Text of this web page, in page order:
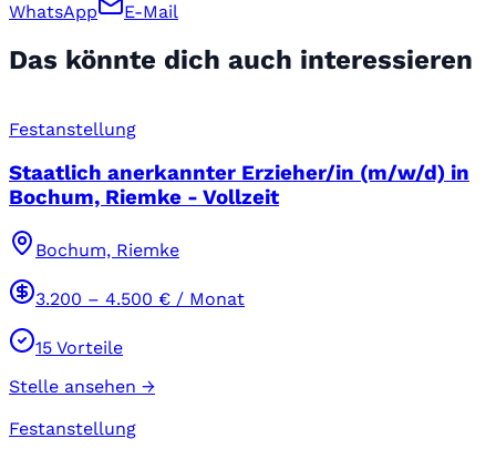
WhatsApp E-Mail
Das könnte dich auch interessieren
Festanstellung
Staatlich anerkannter Erzieher/in (m/w/d) in
Bochum, Riemke - Vollzeit
Bochum, Riemke
3.200 – 4.500 € / Monat
15 Vorteile
Stelle ansehen →
Festanstellung